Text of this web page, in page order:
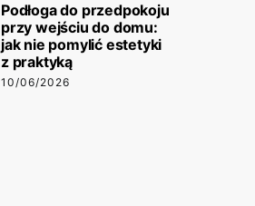
Podłoga do przedpokoju
przy wejściu do domu:
jak nie pomylić estetyki
z praktyką
10/06/2026